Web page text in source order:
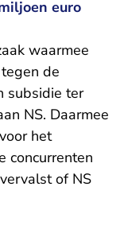
euro
waarmee
de
subsidie ter
NS. Daarmee
voor het
concurrenten
of NS